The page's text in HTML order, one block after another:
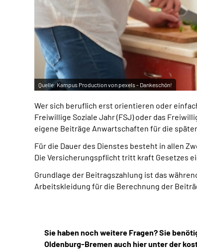
Quelle:Kampus Production von pexels - Dankeschön!
Wer sich beruflich erst orientieren oder
Freiwillige Soziale Jahr (FSJ) oder das
eigene Beiträge Anwartschaften für die
Für die Dauer des Dienstes besteht in allen
Die Versicherungspflicht tritt kraft Gesetzes
Grundlage der Beitragszahlung ist das
Arbeitskleidung für die Berechnung der
Sie haben noch weitere Fragen? Sie
Oldenburg-Bremen auch hier unter der